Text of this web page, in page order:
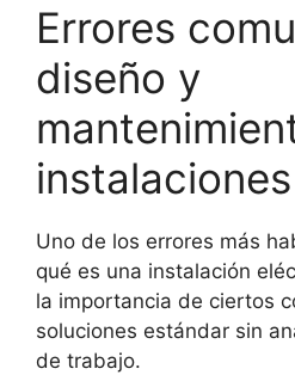
Errores
diseño y
Uno de los errores más
qué es una instalación
la importancia de ciertos
soluciones estándar sin
de trabajo.